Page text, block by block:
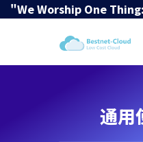
"We Worship One
通用